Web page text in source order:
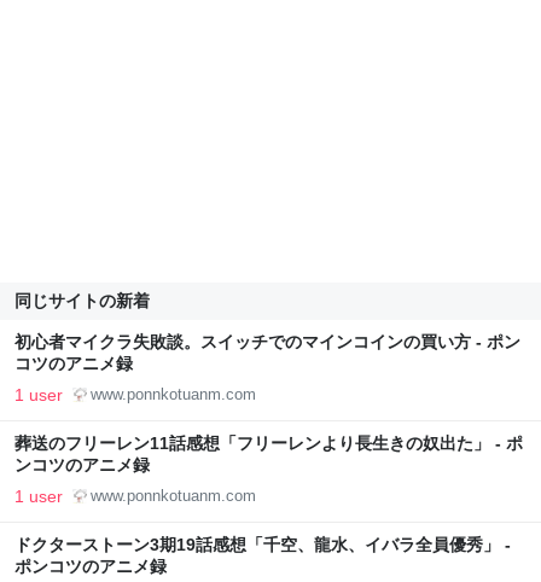
同じサイトの新着
初心者マイクラ失敗談。スイッチでのマインコインの買い方 - ポン
コツのアニメ録
1 user www.ponnkotuanm.com
葬送のフリーレン11話感想「フリーレンより長生きの奴出た」 - ポ
ンコツのアニメ録
1 user www.ponnkotuanm.com
ドクターストーン3期19話感想「千空、龍水、イバラ全員優秀」 -
ポンコツのアニメ録